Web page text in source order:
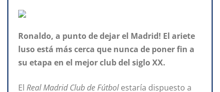
Ronaldo, a punto de dejar el Madrid! El ariete
luso está más cerca que nunca de poner fin a
su etapa en el mejor club del siglo XX.
El Real Madrid Club de Fútbolestaría dispuesto a